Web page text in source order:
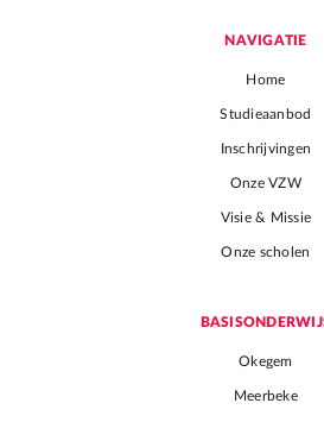
NAVIGATIE
Home
Studieaanbod
Inschrijvingen
Onze VZW
Visie & Missie
Onze scholen
Okegem
Meerbeke